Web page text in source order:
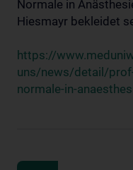
Normale in
Hiesmayr bekleidet
https://
uns/news/detail/
normale-in-